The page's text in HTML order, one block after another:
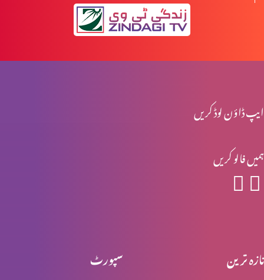
ایپ ڈاؤن لوڈ کریں
ہمیں فالو کریں
سپورٹ تازہ ترین